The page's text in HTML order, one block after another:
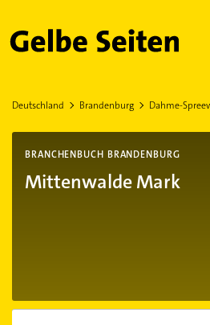
Gelbe Seiten
Deutschland Brandenburg Dahme-
BRANCHENBUCH BRANDENBURG
Mittenwalde Mark